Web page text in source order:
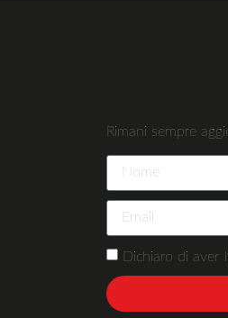
Rimani sempre
Dichiaro di aver